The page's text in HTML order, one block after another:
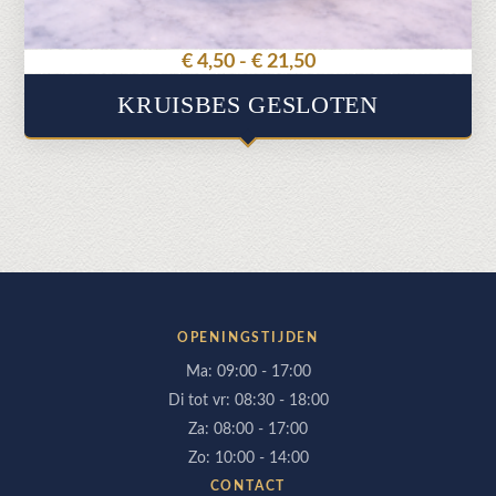
€4,50 - €21,50Prijsklasse:
tot
KRUISBES GESLOTEN
OPENINGSTIJDEN
Ma: 09:00 - 17:00
Di tot vr: 08:30 - 18:00
Za: 08:00 - 17:00
Zo: 10:00 - 14:00
CONTACT